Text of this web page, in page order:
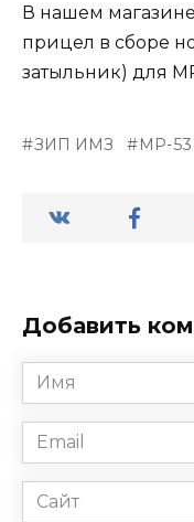
В нашем
прицел в сборе
затыльник) для
ЗИП ИМЗ МР-53
Добавить
Имя
*
Email
*
Сайт